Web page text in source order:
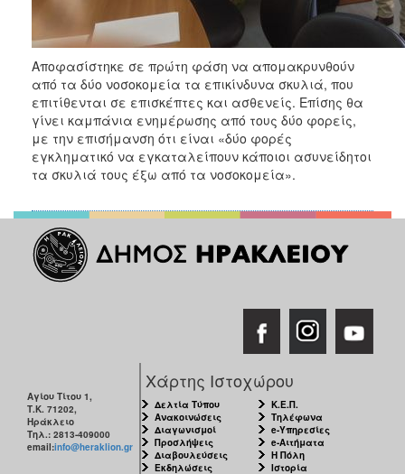
Αποφασίστηκε σε πρώτη φάση να απομακρυνθούν
από τα δύο νοσοκομεία τα επικίνδυνα σκυλιά, που
επιτίθενται σε επισκέπτες και ασθενείς. Επίσης θα
γίνει καμπάνια ενημέρωσης από τους δύο φορείς,
με την επισήμανση ότι είναι «δύο φορές
εγκληματικό να εγκαταλείπουν κάποιοι ασυνείδητοι
τα σκυλιά τους έξω από τα νοσοκομεία».
Αγίου Τίτου 1,
Τ.Κ. 71202,
Ηράκλειο
Τηλ.: 2813-409000
email:info@heraklion.gr
Χάρτης Ιστοχώρου
Δελτία Τύπου
Ανακοινώσεις
Διαγωνισμοί
Προσλήψεις
Διαβουλεύσεις
Εκδηλώσεις
Κ.Ε.Π.
Τηλέφωνα
e-Υπηρεσίες
e-Αιτήματα
Η Πόλη
Ιστορία